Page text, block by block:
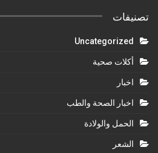
تصنيفات
Uncategorized
أكلات صحية
اخبار
اخبار الصحة والطب
الحمل والولادة
الشعر